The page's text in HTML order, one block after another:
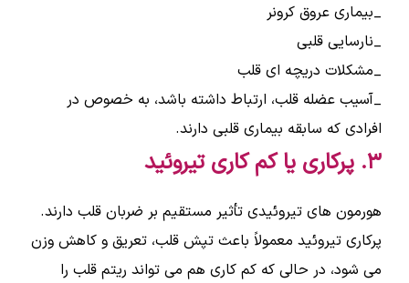
_بیماری عروق کرونر
_نارسایی قلبی
_مشکلات دریچه ای قلب
_آسیب عضله قلب، ارتباط داشته باشد، به خصوص در
افرادی که سابقه بیماری قلبی دارند.
۳. پرکاری یا کم کاری تیروئید
هورمون های تیروئیدی تأثیر مستقیم بر ضربان قلب دارند.
پرکاری تیروئید معمولاً باعث تپش قلب، تعریق و کاهش وزن
می شود، در حالی که کم کاری هم می تواند ریتم قلب را